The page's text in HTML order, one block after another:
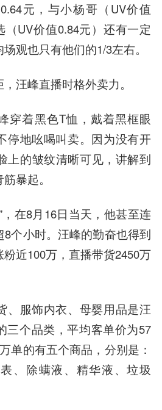
元，与小杨哥（UV价值
UV价值0.84元）还有一定
观也只有他们的1/3左右。
汪峰直播时格外卖力。
穿着黑色T恤，戴着黑框眼
停地吆喝叫卖。因为没有开
上的皱纹清晰可见，讲解到
暴起。
，在8月16日当天，他甚至连
个小时。汪峰的勤奋也得到
近100万，直播带货2450万
、服饰内衣、母婴用品是汪
三个品类，平均客单价为57
单的有五个商品，分别是：
、除螨液、精华液、垃圾